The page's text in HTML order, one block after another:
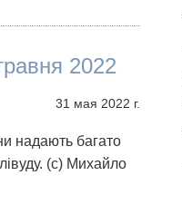
2022
31 мая 2022 г.
надають багато
(с) Михайло